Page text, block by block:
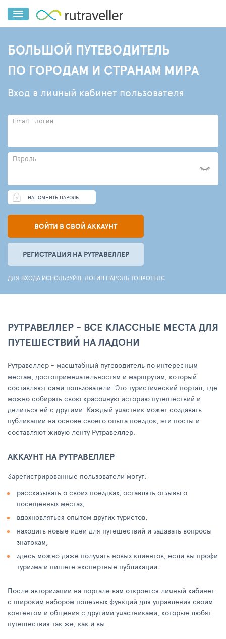
БОЛЬШОЙ ПУТЕВОДИТЕЛЬ
ПО ГОРОДАМ И СТРАНАМ МИРА
Вход в личный кабинет пользователя
Email - логин
Пароль
НАПОМНИТЬ ПАРОЛЬ
ВОЙТИ В СВОЙ АККАУНТ
РЕГИСТРАЦИЯ НА РУТРАВЕЛЛЕР
ДЛЯ ВХОДА ИСПОЛЬЗУЙТЕ ЛОГИН ПАРОЛЬ ТОПХОТЕЛС
РУТРАВЕЛЛЕР - ВСЕ КЛАССНЫЕ МЕСТА ДЛЯ
ПУТЕШЕСТВИЙ НА ЛАДОНИ
Рутравеллер - масштабный путеводитель по интересным
местам, достопримечательностям и маршрутам, который
составляют сами пользователи. Это туристический портал, где
можно собирать свою красочную историю путешествий и
делиться ей с другими. Каждый участник может создавать
публикации на основе своего опыта поездок, эти посты и
составляют живую ленту Рутравеллер.
АККАУНТ НА РУТРАВЕЛЛЕР
Зарегистрированные пользователи могут:
рассказывать о своих поездках, оставлять отзывы о
посещенных местах,
вдохновляться опытом других туристов,
находить новые идеи для путешествий и задавать вопросы
знатокам,
здесь можно даже получать новых клиентов, если вы профи
туризма и пишете экспертные публикации.
После авторизации на портале вам откроется личный кабинет
с широким набором полезных функций для управления своим
контентом и общения с другими участниками, которые любят
путешествия так же, как и вы.